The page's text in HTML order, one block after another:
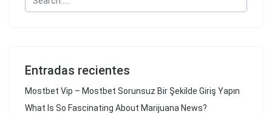
Entradas recientes
Mostbet Vip – Mostbet Sorunsuz Bir Şekilde Giriş Yapın
What Is So Fascinating About Marijuana News?